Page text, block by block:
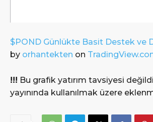
$POND Günlükte Basit Destek ve
by orhantekten on
!!! Bu grafik yatırım tavsiyesi
yayınında kullanılmak üzere